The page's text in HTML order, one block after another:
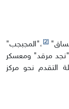
[2] ،"المجبجب"
مرقد" ومعسكر
التقدم نحو مركز